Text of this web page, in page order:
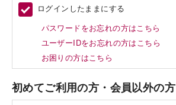
ログインしたままにする
パスワードをお忘れの方はこちら
ユーザーIDをお忘れの方はこちら
お困りの方はこちら
初めてご利用の方・会員以外の方